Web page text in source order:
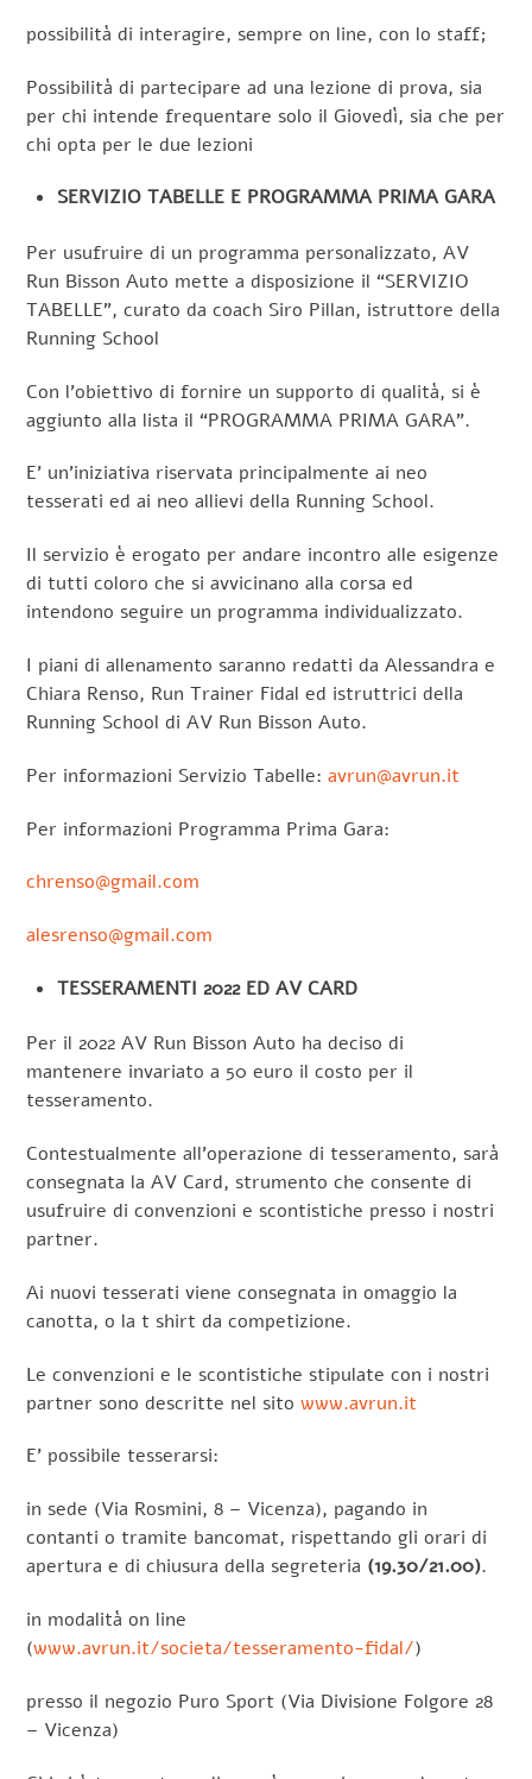
possibilità di interagire, sempre on line, con lo staff;
Possibilità di partecipare ad una lezione di prova, sia
per chi intende frequentare solo il Giovedì, sia che per
chi opta per le due lezioni
SERVIZIO TABELLE E PROGRAMMA PRIMA GARA
Per usufruire di un programma personalizzato, AV
Run Bisson Auto mette a disposizione il “SERVIZIO
TABELLE”, curato da coach Siro Pillan, istruttore della
Running School
Con l’obiettivo di fornire un supporto di qualità, si è
aggiunto alla lista il “PROGRAMMA PRIMA GARA”.
E’ un’iniziativa riservata principalmente ai neo
tesserati ed ai neo allievi della Running School.
Il servizio è erogato per andare incontro alle esigenze
di tutti coloro che si avvicinano alla corsa ed
intendono seguire un programma individualizzato.
I piani di allenamento saranno redatti da Alessandra e
Chiara Renso, Run Trainer Fidal ed istruttrici della
Running School di AV Run Bisson Auto.
Per informazioni Servizio Tabelle:avrun@avrun.it
Per informazioni Programma Prima Gara:
chrenso@gmail.com
alesrenso@gmail.com
TESSERAMENTI 2022 ED AV CARD
Per il 2022 AV Run Bisson Auto ha deciso di
mantenere invariato a 50 euro il costo per il
tesseramento.
Contestualmente all’operazione di tesseramento, sarà
consegnata la AV Card, strumento che consente di
usufruire di convenzioni e scontistiche presso i nostri
partner.
Ai nuovi tesserati viene consegnata in omaggio la
canotta, o la t shirt da competizione.
Le convenzioni e le scontistiche stipulate con i nostri
partner sono descritte nel sitowww.avrun.it
E’ possibile tesserarsi:
in sede (Via Rosmini, 8 – Vicenza), pagando in
contanti o tramite bancomat, rispettando gli orari di
apertura e di chiusura della segreteria (19.30/21.00).
in modalità on line
(www.avrun.it/societa/tesseramento-fidal/)
presso il negozio Puro Sport (Via Divisione Folgore 28
– Vicenza)